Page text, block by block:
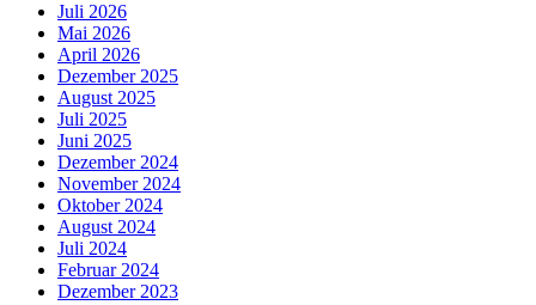
Juli 2026
Mai 2026
April 2026
Dezember 2025
August 2025
Juli 2025
Juni 2025
Dezember 2024
November 2024
Oktober 2024
August 2024
Juli 2024
Februar 2024
Dezember 2023